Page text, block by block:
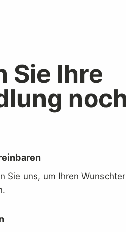
Sie Ihre
Sie uns, um Ihren